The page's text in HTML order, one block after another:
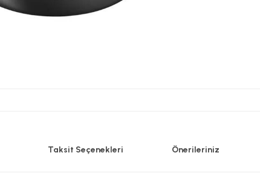
Taksit Seçenekleri Önerileriniz